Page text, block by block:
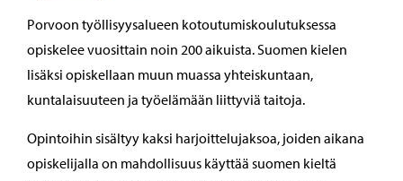
Porvoon työllisyysalueen kotoutumiskoulutuksessa
opiskelee vuosittain noin 200 aikuista. Suomen kielen
lisäksi opiskellaan muun muassa yhteiskuntaan,
kuntalaisuuteen ja työelämään liittyviä taitoja.
Opintoihin sisältyy kaksi harjoittelujaksoa, joiden aikana
opiskelijalla on mahdollisuus käyttää suomen kieltä